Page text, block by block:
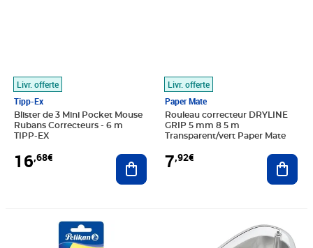
Livr. offerte
Tipp-Ex
Blister de 3 Mini Pocket Mouse
Rubans Correcteurs - 6 m
TIPP-EX
16,68€ Ajouter au panier
Livr. offerte
Paper Mate
Rouleau correcteur DRYLINE
GRIP 5 mm 8 5 m
Transparent/vert Paper Mate
7,92€